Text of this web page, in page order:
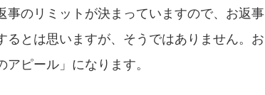
のリミットが決まっていますので、お返事
とは思いますが、そうではありません。お
ピール」になります。